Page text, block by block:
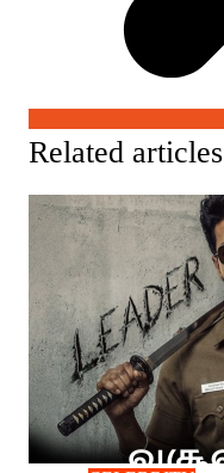
Related articles